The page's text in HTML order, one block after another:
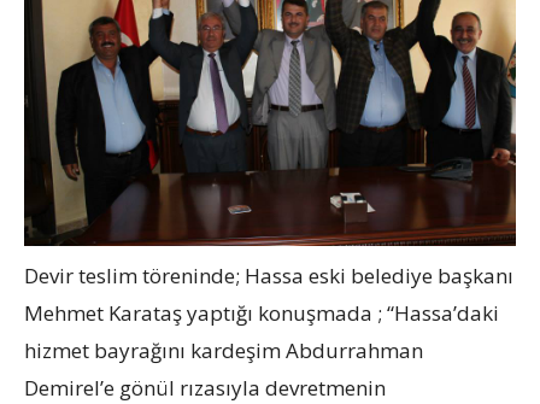
Devir teslim töreninde; Hassa eski belediye başkanı
Mehmet Karataş yaptığı konuşmada ; “Hassa’daki
hizmet bayrağını kardeşim Abdurrahman
Demirel’e gönül rızasıyla devretmenin